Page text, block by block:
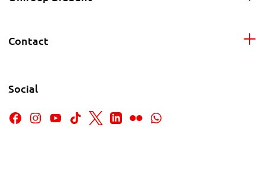
Contact
Social